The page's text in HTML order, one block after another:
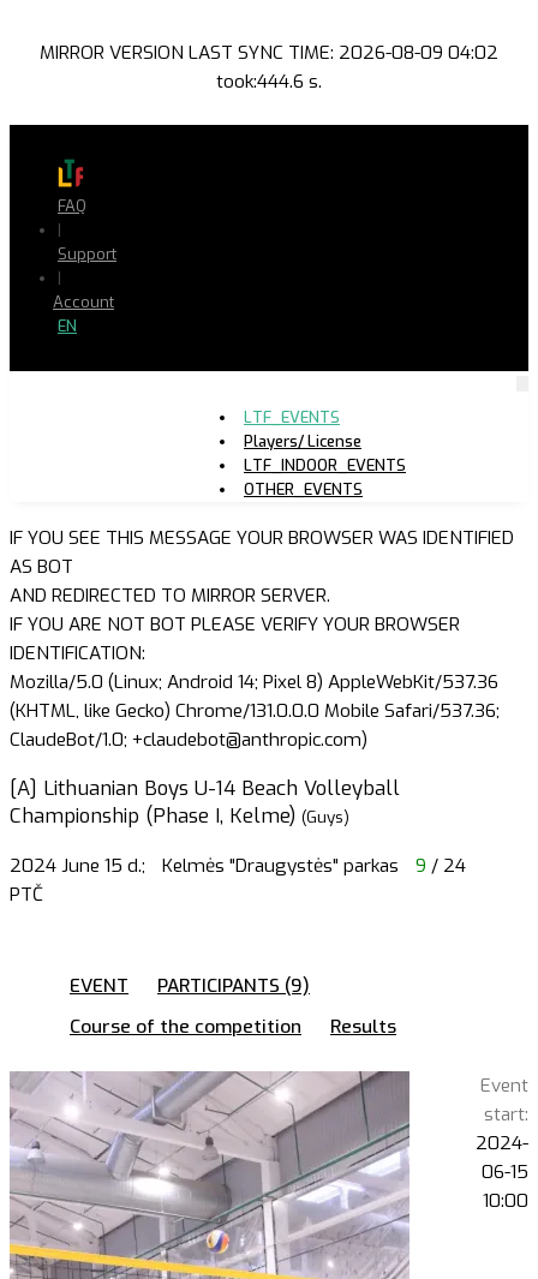
MIRROR VERSION LAST SYNC TIME: 2026-08-09 04:02
took:444.6 s.
FAQ
|
Support
|
Account
EN
LTF_EVENTS
Players/ License
LTF_INDOOR_EVENTS
OTHER_EVENTS
IF YOU SEE THIS MESSAGE YOUR BROWSER WAS IDENTIFIED
AS BOT
AND REDIRECTED TO MIRROR SERVER.
IF YOU ARE NOT BOT PLEASE VERIFY YOUR BROWSER
IDENTIFICATION:
Mozilla/5.0 (Linux; Android 14; Pixel 8) AppleWebKit/537.36
(KHTML, like Gecko) Chrome/131.0.0.0 Mobile Safari/537.36;
ClaudeBot/1.0; +claudebot@anthropic.com)
[A] Lithuanian Boys U-14 Beach Volleyball
Championship (Phase I, Kelme) (Guys)
2024 June 15 d.; Kelmės "Draugystės" parkas 9 / 24
PTČ
EVENT
PARTICIPANTS (9)
Course of the competition
Results
Event
start:
2024-
06-15
10:00